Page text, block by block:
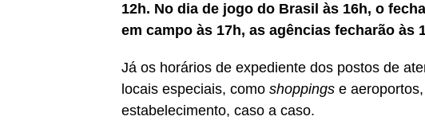
12h. No dia de jogo do Brasil às 16h, o
em campo às 17h, as agências fecharão às
Já os horários de expediente dos postos de
locais especiais, como shoppings e
estabelecimento, caso a caso.